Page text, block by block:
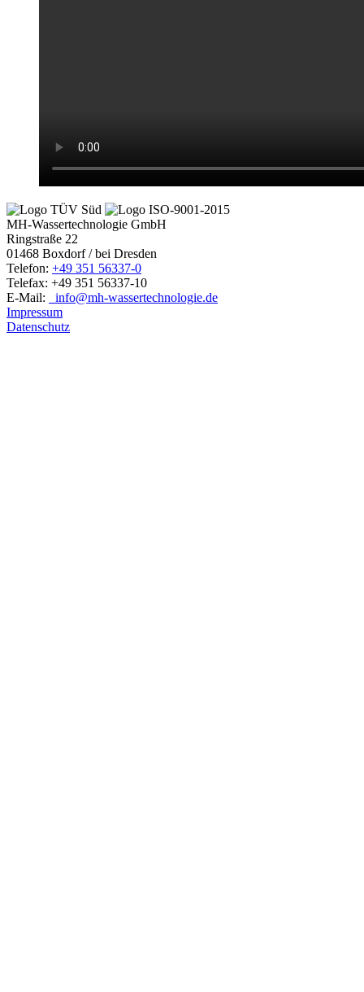
MH-Wassertechnologie GmbH
Ringstraße 22
01468 Boxdorf / bei Dresden
Telefon: +49 351 56337-0
Telefax: +49 351 56337-10
E-Mail:
info@mh-wassertechnologie.de
Impressum
Datenschutz